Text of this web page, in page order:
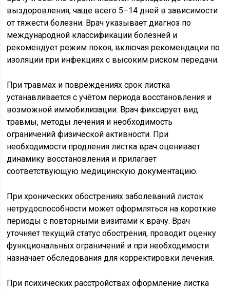
выздоровления, чаще всего 5–14 дней в зависимости
от тяжести болезни. Врач указывает диагноз по
международной классификации болезней и
рекомендует режим покоя, включая рекомендации по
изоляции при инфекциях с высоким риском передачи.
При травмах и повреждениях срок листка
устанавливается с учётом периода восстановления и
возможной иммобилизации. Врач фиксирует вид
травмы, методы лечения и необходимость
ограничений физической активности. При
необходимости продления листка врач оценивает
динамику восстановления и прилагает
соответствующую медицинскую документацию.
При хронических обострениях заболеваний листок
нетрудоспособности может оформляться на короткие
периоды с повторными визитами к врачу. Врач
уточняет текущий статус обострения, проводит оценку
функциональных ограничений и при необходимости
назначает обследования для корректировки лечения.
При психических расстройствах оформление листка